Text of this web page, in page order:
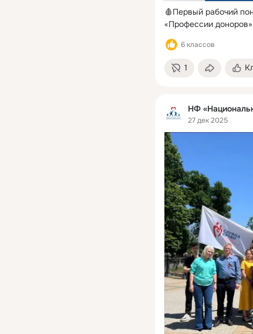
🩸Первый рабочий
«Профессии
6 классов
1
НФ
27 дек 2025